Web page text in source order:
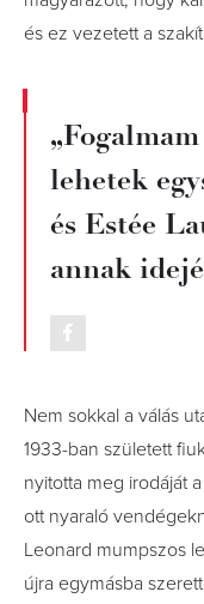
és ez vezetett a
lehetek
és Estée
annak
Nem sokkal a válás
1933-ban született
nyitotta meg irodáját
ott nyaraló
Leonard mumpszos
újra egymásba